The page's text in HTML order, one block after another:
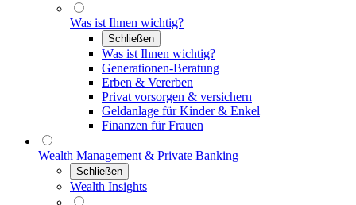
Was ist Ihnen wichtig?
Schließen
Was ist Ihnen wichtig?
Generationen-Beratung
Erben & Vererben
Privat vorsorgen & versichern
Geldanlage für Kinder & Enkel
Finanzen für Frauen
Wealth Management & Private Banking
Schließen
Wealth Insights